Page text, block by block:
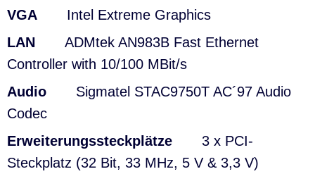
VGA Intel Extreme Graphics
LAN ADMtek AN983B Fast Ethernet
Controller with 10/100 MBit/s
Audio Sigmatel STAC9750T AC´97 Audio
Codec
Erweiterungssteckplätze
3 x PCI-
Steckplatz (32 Bit, 33 MHz, 5 V & 3,3 V)